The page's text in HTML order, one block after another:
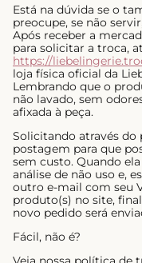
Está na dúvida se o
preocupe, se não
Após receber a
para solicitar a troca,
https://
loja física oficial da
Lembrando que o
não lavado, sem
afixada à peça.
Solicitando através
postagem para que
sem custo. Quando
análise de não uso e,
outro e-mail com seu
produto(s) no site,
novo pedido será
Fácil, não é?